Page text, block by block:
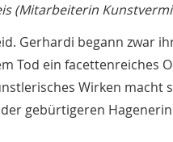
(Mitarbeiterin
Gerhardi begann zwar
Tod ein facettenreiches
Wirken macht
gebürtigeren